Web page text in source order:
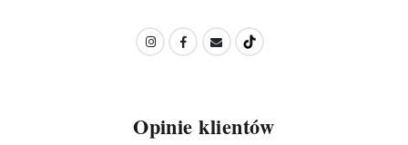
Opinie klientów